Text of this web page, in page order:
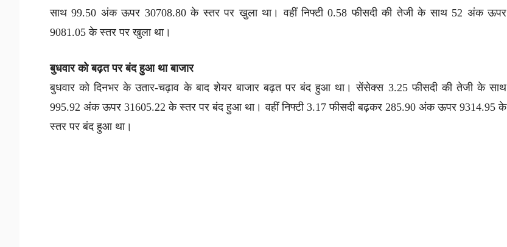
साथ 99.50 अंक ऊपर 30708.80 के स्तर पर खुला था। वहीं निफ्टी 0.58 फीसदी की तेजी के साथ 52 अंक ऊपर
9081.05 के स्तर पर खुला था।
बुधवार को बढ़त पर बंद हुआ था बाजार
बुधवार को दिनभर के उतार-चढ़ाव के बाद शेयर बाजार बढ़त पर बंद हुआ था। सेंसेक्स 3.25 फीसदी की तेजी के साथ
995.92 अंक ऊपर 31605.22 के स्तर पर बंद हुआ था। वहीं निफ्टी 3.17 फीसदी बढ़कर 285.90 अंक ऊपर 9314.95 के
स्तर पर बंद हुआ था।